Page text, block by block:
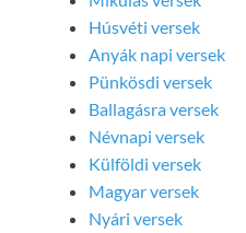
Húsvéti versek
Anyák napi versek
Pünkösdi versek
Ballagásra versek
Névnapi versek
Külföldi versek
Magyar versek
Nyári versek